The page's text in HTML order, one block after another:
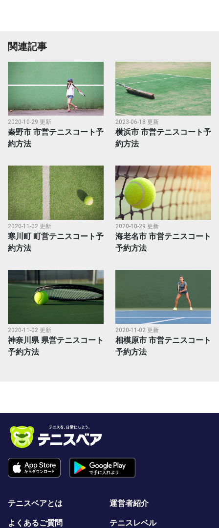
関連記事
2020-10-29 更新
秦野市 市営テニスコート予
約方法
2023-06-18 更新
横浜市 市営テニスコート予
約方法
2020-11-02 更新
寒川町 町営テニスコート予
約方法
2020-10-29 更新
海老名市 市営テニスコート
予約方法
2020-11-02 更新
神奈川県 県営テニスコート
予約方法
2020-11-02 更新
相模原市 市営テニスコート
予約方法
テニスベアとは 運営者紹介
よくあるご質問 テニスレベル